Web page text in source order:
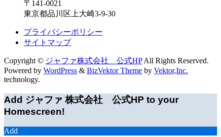
〒141-0021
東京都品川区上大崎3-9-30
プライバシーポリシー
サイトマップ
Copyright © ジャファ株式会社 公式HPAll Rights Reserved.
Powered by WordPress & BizVektor Theme by Vektor,Inc.
technology.
Add ジャファ 株式会社 公式HP to your
Homescreen!
Add